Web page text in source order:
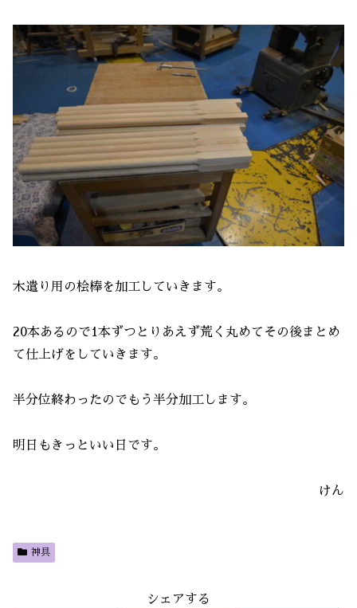
木遣り用の桧棒を加工していきます。
20本あるので1本ずつとりあえず荒く丸めてその後まとめ
て仕上げをしていきます。
半分位終わったのでもう半分加工します。
明日もきっといい日です。
けん
神具
シェアする